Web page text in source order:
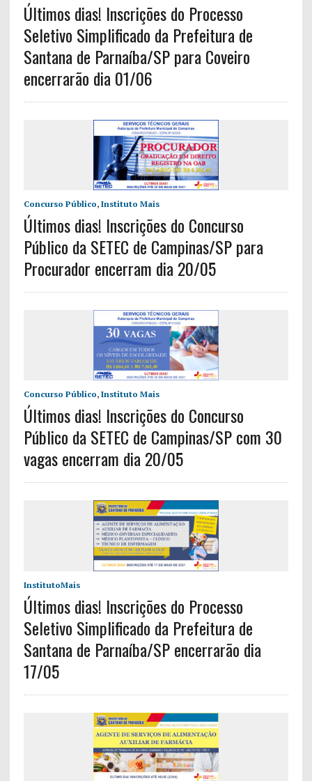
Últimos dias! Inscrições do Processo
Seletivo Simplificado da Prefeitura de
Santana de Parnaíba/SP para Coveiro
encerrarão dia 01/06
Concurso Público, Instituto Mais
Últimos dias! Inscrições do Concurso
Público da SETEC de Campinas/SP para
Procurador encerram dia 20/05
Concurso Público, Instituto Mais
Últimos dias! Inscrições do Concurso
Público da SETEC de Campinas/SP com 30
vagas encerram dia 20/05
InstitutoMais
Últimos dias! Inscrições do Processo
Seletivo Simplificado da Prefeitura de
Santana de Parnaíba/SP encerrarão dia
17/05